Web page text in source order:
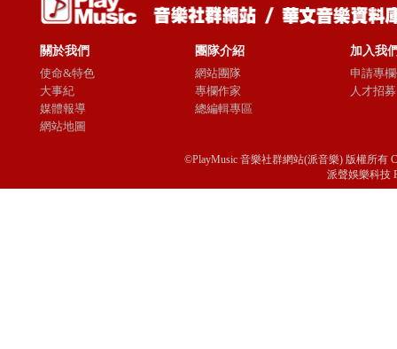
關於我們
使命&特色
大事紀
媒體報導
網站地圖
團隊介紹
網站團隊
專欄作家
總編輯專區
加入我
申請專
人才招募
©PlayMusic 音樂社群網站(派音樂) 版權所有
派聲娛樂科技